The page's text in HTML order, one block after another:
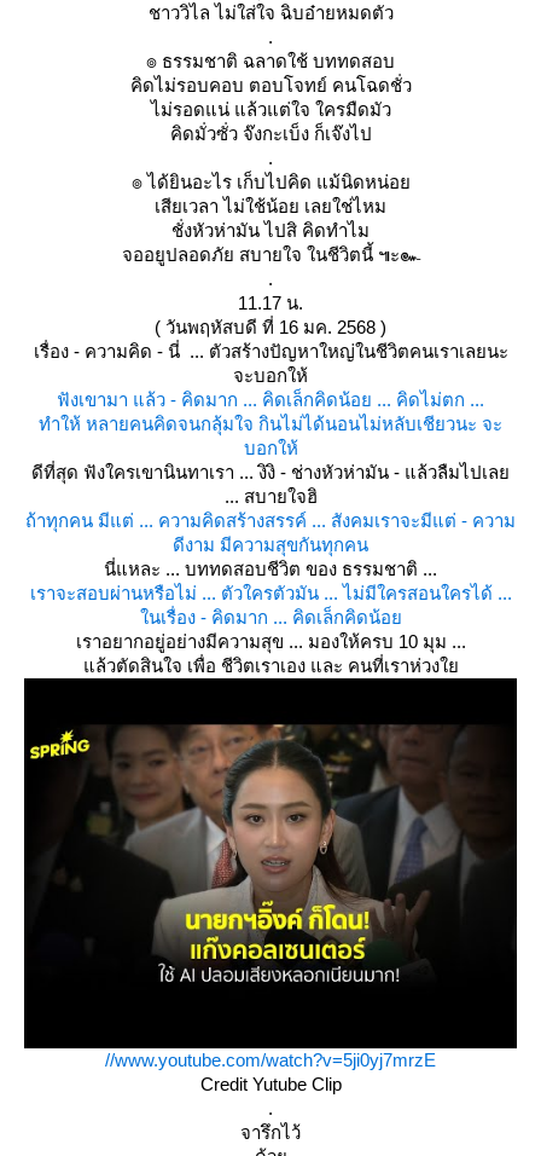
ชาววิไล ไม่ใส่ใจ ฉิบอ๋ายหมดตัว
.
๏ ธรรมชาติ ฉลาดใช้ บททดสอบ
คิดไม่รอบคอบ ตอบโจทย์ คนโฉดชั่ว
ไม่รอดแน่ แล้วแต่ใจ ใครมืดมัว
คิดมั่วซั่ว จ๊งกะเบ็ง ก็เจ๊งไป
.
๏ ได้ยินอะไร เก็บไปคิด แม้นิดหน่อ
เสียเวลา ไม่ใช้น้อย เลยใช่ไหม
ชั่งหัวห่ามัน ไปสิ คิดทำไม
จออยูปลอดภัย สบายใจ ในชีวิตนี้ ๚ะ๛
.
11.17 น.
( วันพฤหัสบดี ที่ 16 มค. 2568 )
เรื่อง - ความคิด - นี่ ... ตัวสร้างปัญหาใหญ่ในชีวิตคนเราเลยนะ
จะบอกให้
ฟังเขามา แล้ว - คิดมาก ... คิดเล็กคิดน้อย ... คิดไม่ตก ...
ทำให้ หลายคนคิดจนกลุ้มใจ กินไม่ได้นอนไม่หลับเชียวนะ จะ
บอกให้
ดีที่สุด ฟังใครเขานินทาเรา ... งิงิ - ช่างหัวห่ามัน - แล้วลืมไปเล
... สบายใจฮิ
ถ้าทุกคน มีแต่ ... ความคิดสร้างสรรค์ ... สังคมเราจะมีแต่ - ความ
ดีงาม มีความสุขกันทุกคน
นี่แหละ ... บททดสอบชีวิต ของ ธรรมชาติ ...
เราจะสอบผ่านหรือไม่ ... ตัวใครตัวมัน ... ไม่มีใครสอนใครได้ ...
นเรื่อง - คิดมาก ... คิดเล็กคิดน้อ
เราอยากอยู่อย่างมีความสุข ... มองให้ครบ 10 มุม ...
ล้วตัดสินใจ เพื่อ ชีวิตเราเอง และ คนที่เราห่วง
//www.youtube.com/watch?v=5ji0yj7mrzE
Credit Yutube Clip
.
จารึกไว้